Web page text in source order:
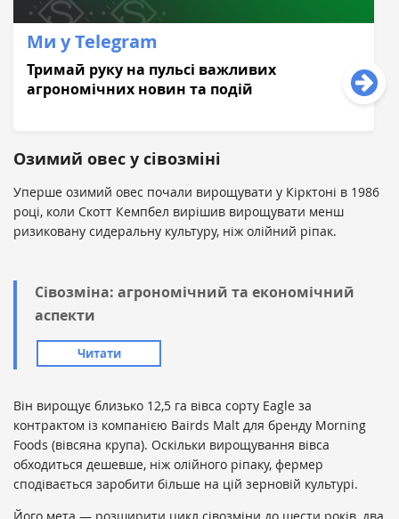
Ми у Telegram
Тримай руку на пульсі важливих
агрономічних новин та подій
Озимий овес у сівозміні
Уперше озимий овес почали вирощувати у Кірктоні в 1986
році, коли Скотт Кемпбел вирішив вирощувати менш
ризиковану сидеральну культуру, ніж олійний ріпак.
Сівозміна: агрономічний та економічний
аспекти
Читати
Він вирощує близько 12,5 га вівса сорту Eagle за
контрактом із компанією Bairds Malt для бренду Morning
Foods (вівсяна крупа). Оскільки вирощування вівса
обходиться дешевше, ніж олійного ріпаку, фермер
сподівається заробити більше на цій зерновій культурі.